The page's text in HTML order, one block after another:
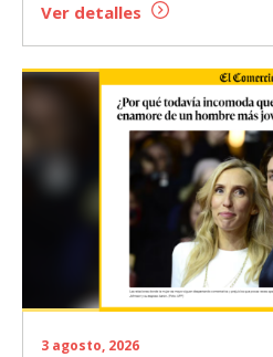
Ver detalles
3 agosto, 2026